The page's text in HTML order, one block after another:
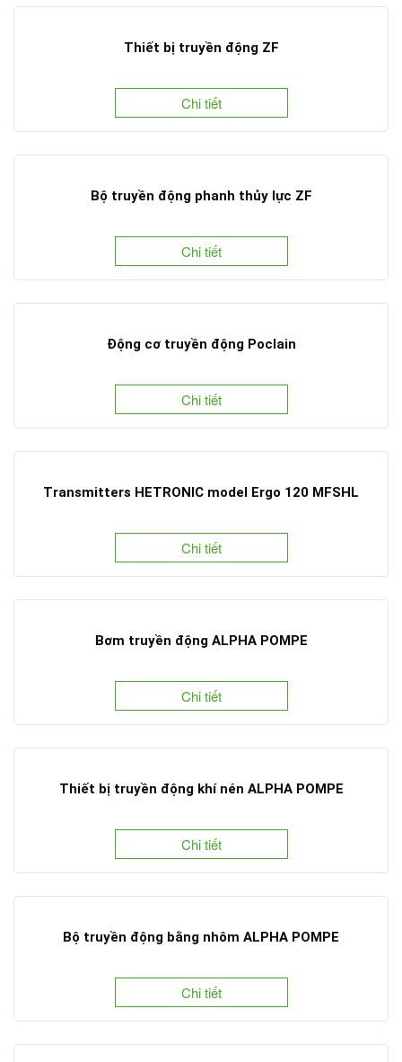
Thiết bị truyền động ZF
Chi tiết
Bộ truyền động phanh thủy lực ZF
Chi tiết
Động cơ truyền động Poclain
Chi tiết
Transmitters HETRONIC model Ergo 120 MFSHL
Chi tiết
Bơm truyền động ALPHA POMPE
Chi tiết
Thiết bị truyền động khí nén ALPHA POMPE
Chi tiết
Bộ truyền động bằng nhôm ALPHA POMPE
Chi tiết